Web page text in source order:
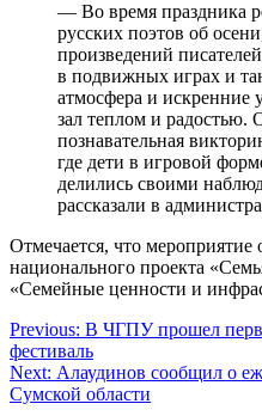
— Во время праздника
русских поэтов об
произведений
в подвижных играх и
атмосфера и искренние
зал теплом и радостью.
познавательная
где дети в игровой
делились своими
рассказали в
Отмечается, что мероприятие
национального проекта
«Семейные ценности и
Навигация
по
записям
Previous: В ЧГПУ прошел
фестиваль
Next: Алаудинов сообщил о
Сумской области